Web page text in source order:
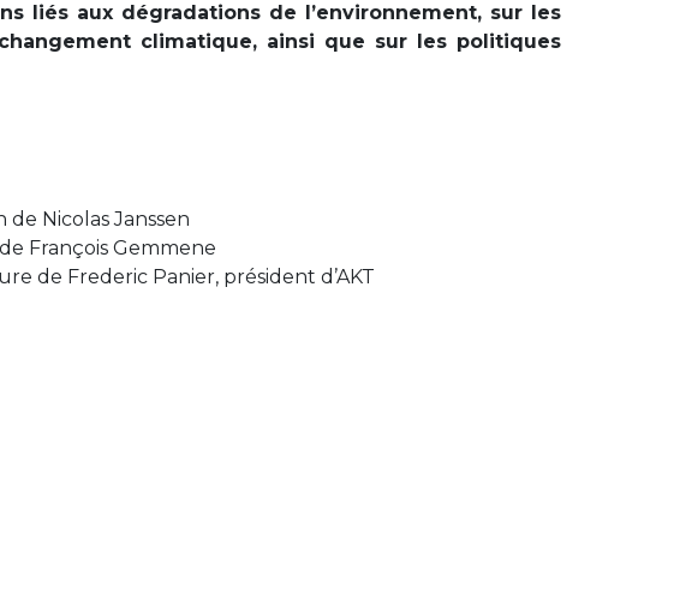
liés aux dégradations de l’environnement, sur les
climatique, ainsi que sur les politiques
Nicolas Janssen
François Gemmene
de Frederic Panier, président d’AKT